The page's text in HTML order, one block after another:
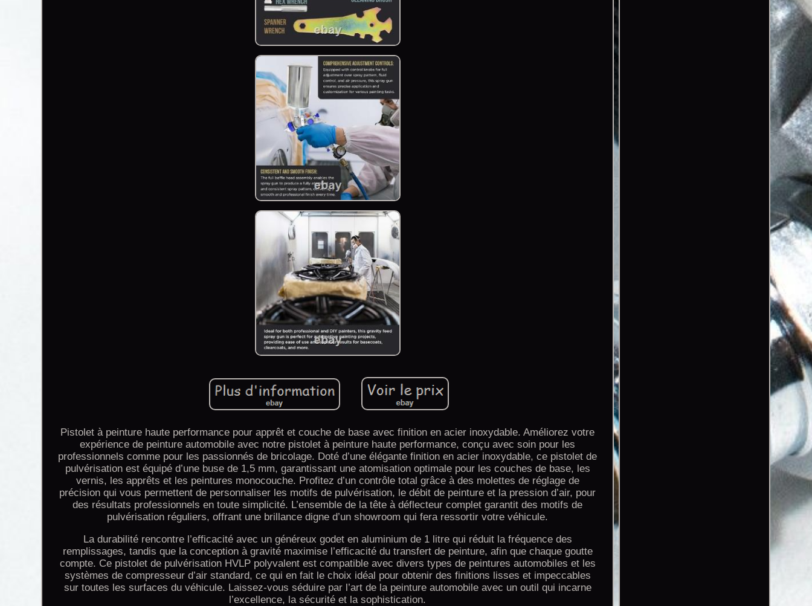
Pistolet à peinture haute performance pour apprêt et couche de base avec finition en acier inoxydable. Améliorez votre
expérience de peinture automobile avec notre pistolet à peinture haute performance, conçu avec soin pour les
professionnels comme pour les passionnés de bricolage. Doté d’une élégante finition en acier inoxydable, ce pistolet de
pulvérisation est équipé d’une buse de 1,5 mm, garantissant une atomisation optimale pour les couches de base, les
vernis, les apprêts et les peintures monocouche. Profitez d’un contrôle total grâce à des molettes de réglage de
précision qui vous permettent de personnaliser les motifs de pulvérisation, le débit de peinture et la pression d’air, pour
des résultats professionnels en toute simplicité. L’ensemble de la tête à déflecteur complet garantit des motifs de
pulvérisation réguliers, offrant une brillance digne d’un showroom qui fera ressortir votre véhicule.
La durabilité rencontre l’efficacité avec un généreux godet en aluminium de 1 litre qui réduit la fréquence des
remplissages, tandis que la conception à gravité maximise l’efficacité du transfert de peinture, afin que chaque goutte
compte. Ce pistolet de pulvérisation HVLP polyvalent est compatible avec divers types de peintures automobiles et les
systèmes de compresseur d’air standard, ce qui en fait le choix idéal pour obtenir des finitions lisses et impeccables
sur toutes les surfaces du véhicule. Laissez-vous séduire par l’art de la peinture automobile avec un outil qui incarne
l’excellence, la sécurité et la sophistication.